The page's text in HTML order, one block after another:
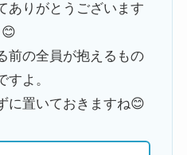
ありがとうございます
😊
前の全員が抱えるもの
すよ。
に置いておきますね😊